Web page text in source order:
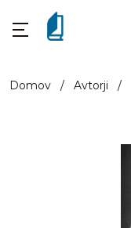
Domov / Avtorji /